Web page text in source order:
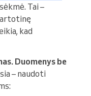
Tai –
kad
Duomenys be
– naudoti